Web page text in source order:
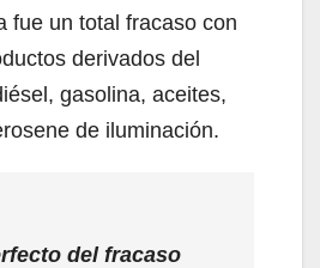
fue un total fracaso con
derivados del
gasolina, aceites,
de iluminación.
del fracaso